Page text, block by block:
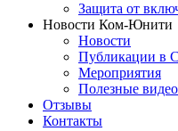
Защита от
Новости Ком-Юнити
Новости
Публикации в
Мероприятия
Полезные
Отзывы
Контакты